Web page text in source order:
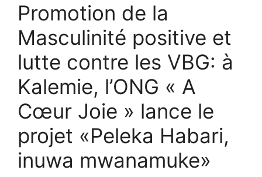
Promotion de la
Masculinité positive et
lutte contre les VBG: à
Kalemie, l’ONG « A
Cœur Joie » lance le
projet «Peleka Habari,
inuwa mwanamuke»